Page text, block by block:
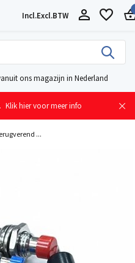
Incl.Excl.BTW
ons magazijn in Nederland
Klik hier voor meer info
...